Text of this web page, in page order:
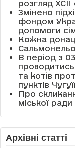
розгляд XCII
Змінено
фондом
допомоги
Кожна
В період з
та котів
пунктів
Про
міської
Архівні статті